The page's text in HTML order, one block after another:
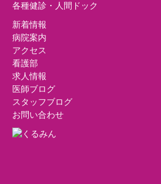
各種健診・人間ドック
新着情報
病院案内
アクセス
看護部
求人情報
医師ブログ
スタッフブログ
お問い合わせ